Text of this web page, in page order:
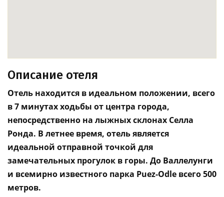
Описание отеля
Отель находится в идеальном положении, всего
в 7 минутах ходьбы от центра города,
непосредственно на лыжных склонах Селла
Ронда. В летнее время, отель является
идеальной отправной точкой для
замечательных прогулок в горы. До Валлелунги
и всемирно известного парка Puez-Odle всего 500
метров.